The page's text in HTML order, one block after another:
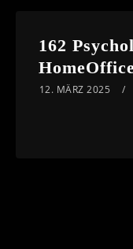
162
12. MÄRZ 2025